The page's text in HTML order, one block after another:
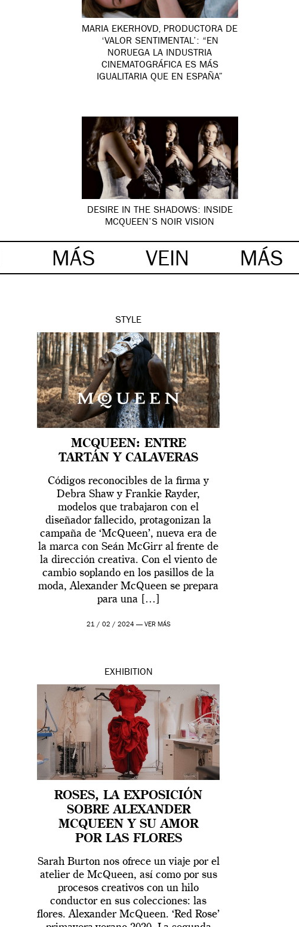
MARIA EKERHOVD, PRODUCTORA DE
‘VALOR SENTIMENTAL’: “EN
NORUEGA LA INDUSTRIA
CINEMATOGRÁFICA ES MÁS
IGUALITARIA QUE EN ESPAÑA”
DESIRE IN THE SHADOWS: INSIDE
MCQUEEN’S NOIR VISION
MÁS VEIN MÁS
STYLE
MCQUEEN: ENTRE
TARTÁN Y CALAVERAS
Códigos reconocibles de la firma y
Debra Shaw y Frankie Rayder,
modelos que trabajaron con el
diseñador fallecido, protagonizan la
campaña de ‘McQueen’, nueva era de
la marca con Seán McGirr al frente de
la dirección creativa. Con el viento de
cambio soplando en los pasillos de la
moda, Alexander McQueen se prepara
para una […]
21 / 02 / 2024 — VER MÁS
EXHIBITION
ROSES, LA EXPOSICIÓN
SOBRE ALEXANDER
MCQUEEN Y SU AMOR
POR LAS FLORES
Sarah Burton nos ofrece un viaje por el
atelier de McQueen, así como por sus
procesos creativos con un hilo
conductor en sus colecciones: las
flores. Alexander McQueen. ‘Red Rose’